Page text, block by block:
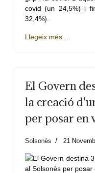
covid (un 24,5%) i
32,4%).
Llegeix més …
El Govern
la creació
per posar en
Solsonès 21